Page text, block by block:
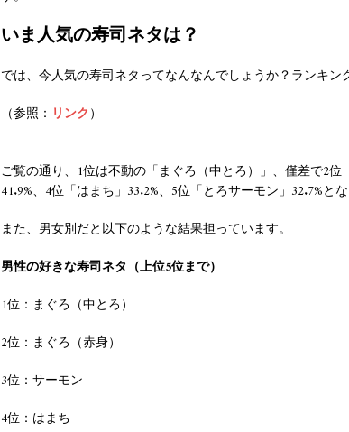
いま人気の寿司ネタは？
では、今人気の寿司ネタってなんなんでしょうか？ランキン
（参照： リンク）
ご覧の通り、1位は不動の「まぐろ（中とろ）」、僅差で2位
41.9%、4位「はまち」33.2%、5位「とろサーモン」32.7%とな
また、男女別だと以下のような結果担っています。
男性の好きな寿司ネタ（上位5位まで）
1位：まぐろ（中とろ）
2位：まぐろ（赤身）
3位：サーモン
4位：はまち